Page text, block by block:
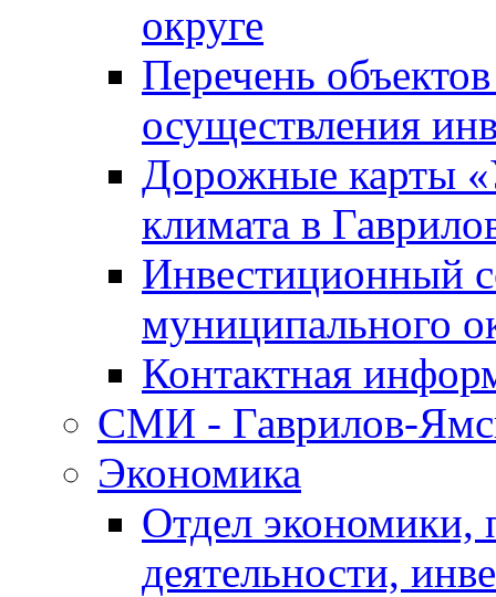
округе
Перечень
осуществления
Дорожные карты
климата в
Инвестиционный
муниципального
Контактная
СМИ - Гаврилов-
Экономика
Отдел экономики,
деятельности,